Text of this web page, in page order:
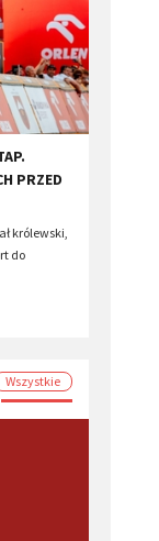
PRZED
królewski,
do
Wszystkie